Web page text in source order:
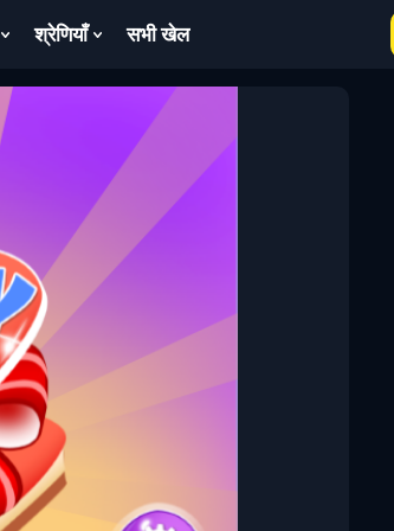
Show
For
सामान्य
श्रेणियाँ
Show
For
सभी खेल